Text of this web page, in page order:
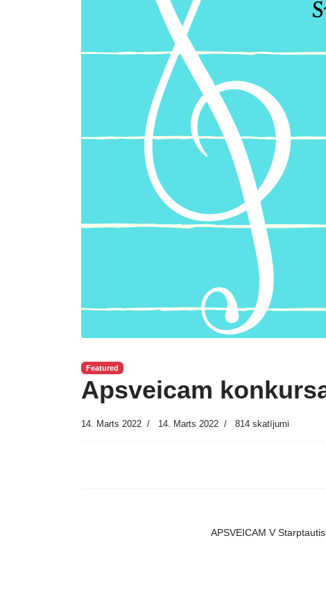
Featured
Apsveicam
14. Marts 2022 14. Marts 2022 814 skatījumi
APSVEICAM V